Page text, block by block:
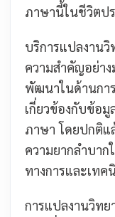
ภาษานี้ในชีวิตป
บริการแปลงาน
ความสำคัญอย่าง
พัฒนาในด้านกา
เกี่ยวข้องกับข้อ
ภาษา โดยปกติแ
ความยากลำบา
ทางการและเท
การแปลงานวิทย